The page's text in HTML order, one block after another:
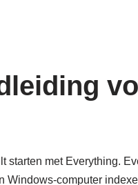
starten met Everything.
Windows-computer